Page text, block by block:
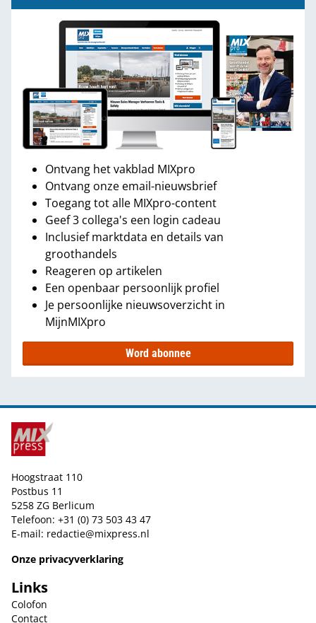
Ontvang het vakblad MIXpro
Ontvang onze email-nieuwsbrief
Toegang tot alle MIXpro-content
Geef 3 collega's een login cadeau
Inclusief marktdata en details van
groothandels
Reageren op artikelen
Een openbaar persoonlijk profiel
Je persoonlijke nieuwsoverzicht in
MijnMIXpro
Word abonnee
Hoogstraat 110
Postbus 11
5258 ZG Berlicum
Telefoon: +31 (0) 73 503 43 47
E-mail: redactie@mixpress.nl
Onze privacyverklaring
Links
Colofon
Contact